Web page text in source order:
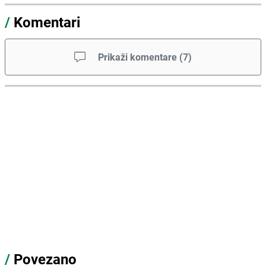
/ Komentari
Prikaži komentare (7)
/ Povezano